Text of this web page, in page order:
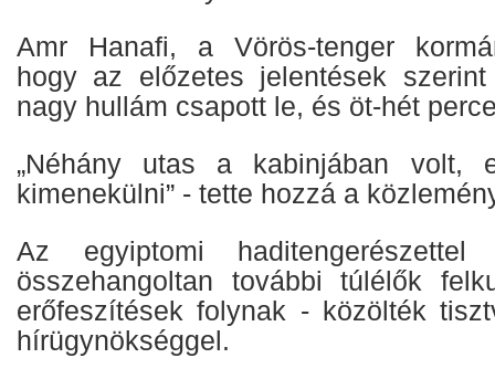
Amr Hanafi, a Vörös-tenger
hogy az előzetes jelentések
nagy hullám csapott le, és öt-hét
„Néhány utas a kabinjában volt,
kimenekülni” - tette hozzá a
Az egyiptomi haditengerészettel
összehangoltan további túlélők
erőfeszítések folynak - közölték
hírügynökséggel.